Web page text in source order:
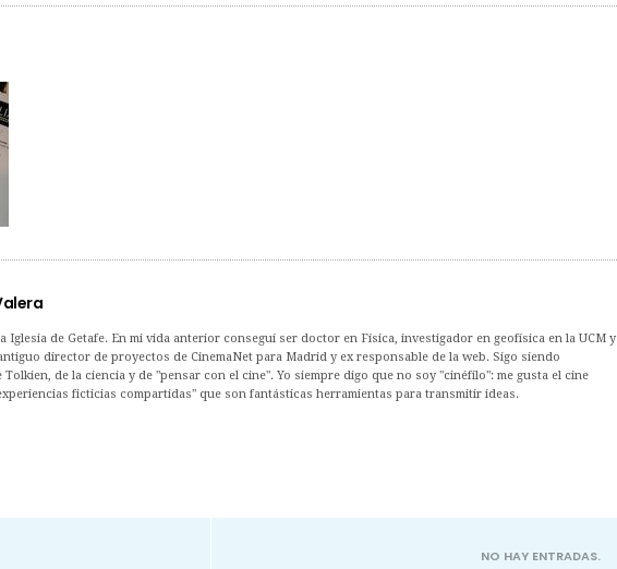
Iglesia de Getafe. En mi vida anterior conseguí ser doctor en Física, investigador en geofísica en la UCM y
director de proyectos de CinemaNet para Madrid y ex responsable de la web. Sigo siendo
Tolkien, de la ciencia y de "pensar con el cine". Yo siempre digo que no soy "cinéfilo": me gusta el cine
ficticias compartidas" que son fantásticas herramientas para transmitir ideas.
NO HAY ENTRADAS.